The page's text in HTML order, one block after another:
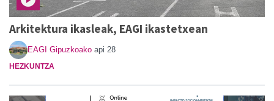
Arkitektura ikasleak, EAGI ikastetxean
EAGI Gipuzkoako api 28
HEZKUNTZA